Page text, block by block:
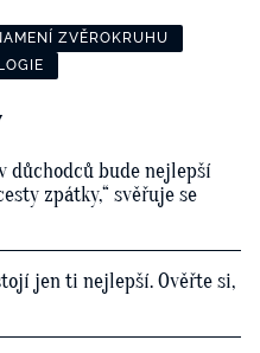
ZVĚROKRUHU
důchodců bude nejlepší
zpátky,“ svěřuje se
jen ti nejlepší. Ověřte si,